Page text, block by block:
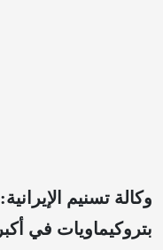
وكالة تسنيم
بتروكيماويات في